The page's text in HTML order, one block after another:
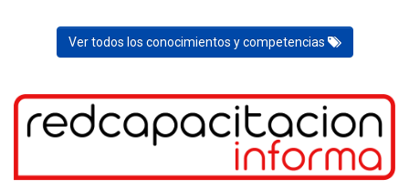
Ver todos los conocimientos y competencias